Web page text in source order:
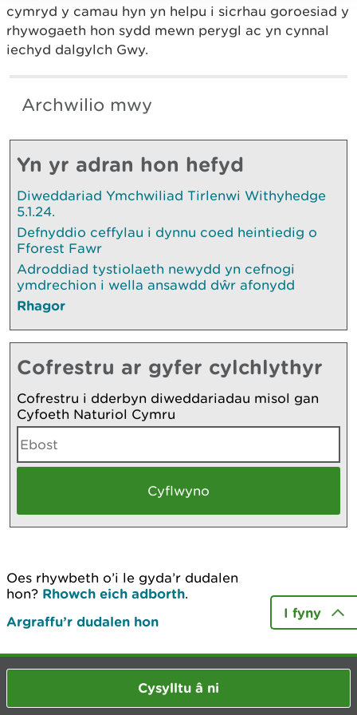
cymryd y camau hyn yn helpu i sicrhau goroesiad y
rhywogaeth hon sydd mewn perygl ac yn cynnal
iechyd dalgylch Gwy.
Archwilio mwy
Yn yr adran hon hefyd
Diweddariad Ymchwiliad Tirlenwi Withyhedge
5.1.24.
Defnyddio ceffylau i dynnu coed heintiedig o
Fforest Fawr
Adroddiad tystiolaeth newydd yn cefnogi
ymdrechion i wella ansawdd dŵr afonydd
Rhagor
Cofrestru ar gyfer cylchlythyr
Cofrestru i dderbyn diweddariadau misol gan
Cyfoeth Naturiol Cymru
Oes rhywbeth o’i le gyda’r dudalen
hon? Rhowch eich adborth.
Argraffu’r dudalen hon
I fyny
Cysylltu â ni